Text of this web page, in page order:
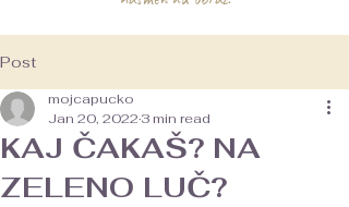
Post
KAJ ČAKAŠ? NA
ZELENO LUČ?
mojcapucko
Jan 20, 2022 3 min read